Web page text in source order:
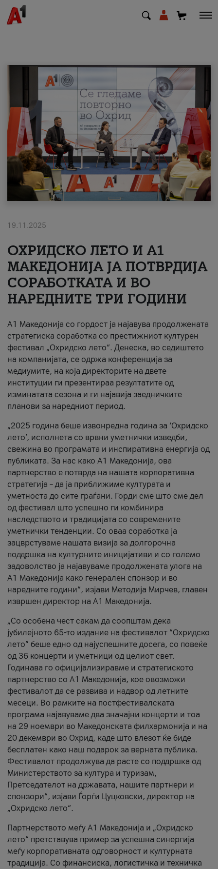
МК SQ
Приватни Деловни
Поддршка
Надополни кредит
#ПодобарОнлајн
19.11.2025
ОХРИДСКО ЛЕТО И A1
МАКЕДОНИЈА ЈА ПОТВРДИЈА
СОРАБОТКАТА И ВО
НАРЕДНИТЕ ТРИ ГОДИНИ
A1 Македонија со гордост ја најавува продолжената
стратегиска соработка со престижниот културен
фестивал „Охридско лето“. Денеска, во седиштето
на компанијата, се одржа конференција за
медиумите, на која директорите на двете
институции ги презентираа резултатите од
изминатата сезона и ги најавија заедничките
планови за наредниот период.
„2025 година беше извонредна година за ‘Охридско
лето’, исполнета со врвни уметнички изведби,
свежина во програмата и инспиративна енергија од
публиката. За нас како A1 Македонија, ова
партнерство е потврда на нашата корпоративна
стратегија – да ја приближиме културата и
уметноста до сите граѓани. Горди сме што сме дел
од фестивал што успешно ги комбинира
наследството и традицијата со современите
уметнички тенденции. Со оваа соработка ја
зацврстуваме нашата визија за долгорочна
поддршка на културните иницијативи и со големо
задоволство ја најавуваме продолжената улога на
A1 Македонија како генерален спонзор и во
наредните години“, изјави Методија Мирчев, главен
извршен директор на A1 Македонија.
„Со особена чест сакам да соопштам дека
јубилејното 65-то издание на фестивалот “Охридско
лето” беше едно од најуспешните досега, со повеќе
од 36 концерти и уметници од целиот свет.
Годинава го официјализиравме и стратегиското
партнерство со А1 Македонија, кое овозможи
фестивалот да се развива и надвор од летните
месеци. Во рамките на постфестивалската
програма најавуваме два значајни концерти и тоа
на 29 ноември во Македонската филхармонија и на
20 декември во Охрид, каде што влезот ќе биде
бесплатен како наш подарок за верната публика.
Фестивалот продолжува да расте со поддршка од
Министерството за култура и туризам,
Претседателот на државата, нашите партнери и
спонзори“, изјави Ѓорѓи Цуцковски, директор на
„Охридско лето“.
Партнерството меѓу A1 Македонија и „Охридско
лето“ претставува пример за успешна синергија
меѓу корпоративната одговорност и културната
традиција. Со финансиска, логистичка и техничка